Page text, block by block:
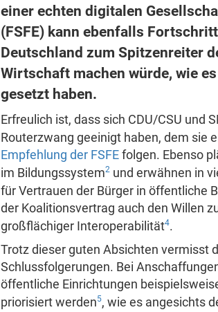
einer echten digitalen
(FSFE) kann ebenfalls
Deutschland zum Spitzenreiter
Wirtschaft machen würde, wie
gesetzt haben.
Erfreulich ist, dass sich CDU/CSU und
Routerzwang geeinigt haben, dem sie
Empfehlung der FSFEfolgen. Ebenso
im Bildungssystem2und erwähnen in
für Vertrauen der Bürger in öffentliche
der Koalitionsvertrag auch den Willen
großflächiger Interoperabilität4.
Trotz dieser guten Absichten vermisst
Schlussfolgerungen. Bei
öffentliche Einrichtungen
priorisiert werden5, wie es angesichts